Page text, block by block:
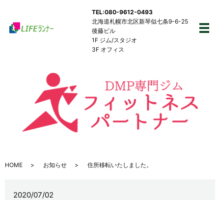
メ
TEL:080-9612-0493
北海道札幌市北区新琴似七条9-6-25
後藤ビル
1F ジム/スタジオ
3F オフィス
HOME お知らせ 住所移転いたしました。
2020/07/02